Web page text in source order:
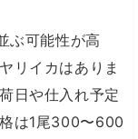
ぶ可能性が高
リイカはありま
日や仕入れ予定
は1尾300〜600